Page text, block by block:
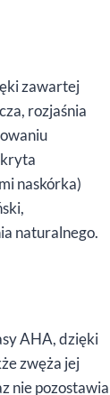
zawartej
rozjaśnia
naskórka)
naturalnego.
AHA, dzięki
zwęża jej
nie pozostawia